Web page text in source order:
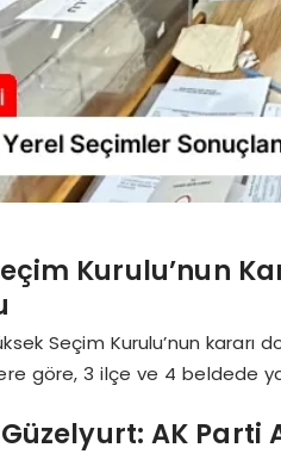
Kurulu’nun
Seçim Kurulu’nun
göre, 3 ilçe ve 4 beldede
AK Parti